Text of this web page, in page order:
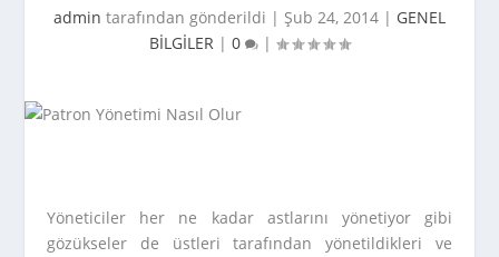
admin tarafından gönderildi | Şub 24, 2014 | GENEL
BİLGİLER | 0 |
Yöneticiler her ne kadar astlarını yönetiyor gibi
gözükseler de üstleri tarafından yönetildikleri ve